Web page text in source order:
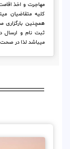
مهاجرت و اخذ
کلیه متقاضیان
همچنین بارگزاری
ثبت نام و ارسال
میباشد لذا در